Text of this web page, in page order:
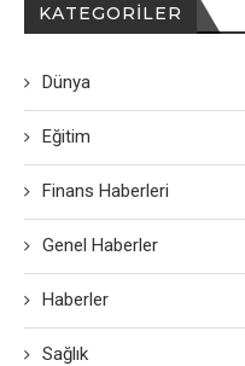
KATEGORILER
Dünya
Eğitim
Finans Haberleri
Genel Haberler
Haberler
Sağlık